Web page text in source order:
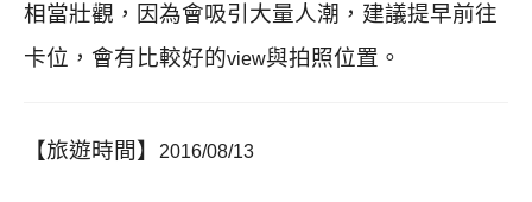
相當壯觀，因為會吸引大量人潮，建議提早前往
卡位，會有比較好的view與拍照位置。
【旅遊時間】 2016/08/13